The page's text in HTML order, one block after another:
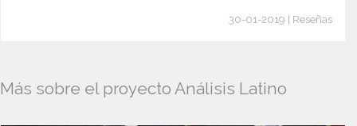
30-01-2019 | Reseñas
Más sobre el proyecto Análisis Latino